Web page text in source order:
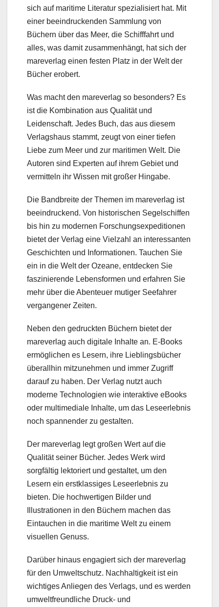
sich auf maritime Literatur spezialisiert hat. Mit
einer beeindruckenden Sammlung von
Büchern über das Meer, die Schifffahrt und
alles, was damit zusammenhängt, hat sich der
mareverlag einen festen Platz in der Welt der
Bücher erobert.
Was macht den mareverlag so besonders? Es
ist die Kombination aus Qualität und
Leidenschaft. Jedes Buch, das aus diesem
Verlagshaus stammt, zeugt von einer tiefen
Liebe zum Meer und zur maritimen Welt. Die
Autoren sind Experten auf ihrem Gebiet und
vermitteln ihr Wissen mit großer Hingabe.
Die Bandbreite der Themen im mareverlag ist
beeindruckend. Von historischen Segelschiffen
bis hin zu modernen Forschungsexpeditionen
bietet der Verlag eine Vielzahl an interessanten
Geschichten und Informationen. Tauchen Sie
ein in die Welt der Ozeane, entdecken Sie
faszinierende Lebensformen und erfahren Sie
mehr über die Abenteuer mutiger Seefahrer
vergangener Zeiten.
Neben den gedruckten Büchern bietet der
mareverlag auch digitale Inhalte an. E-Books
ermöglichen es Lesern, ihre Lieblingsbücher
überallhin mitzunehmen und immer Zugriff
darauf zu haben. Der Verlag nutzt auch
moderne Technologien wie interaktive eBooks
oder multimediale Inhalte, um das Leseerlebnis
noch spannender zu gestalten.
Der mareverlag legt großen Wert auf die
Qualität seiner Bücher. Jedes Werk wird
sorgfältig lektoriert und gestaltet, um den
Lesern ein erstklassiges Leseerlebnis zu
bieten. Die hochwertigen Bilder und
Illustrationen in den Büchern machen das
Eintauchen in die maritime Welt zu einem
visuellen Genuss.
Darüber hinaus engagiert sich der mareverlag
für den Umweltschutz. Nachhaltigkeit ist ein
wichtiges Anliegen des Verlags, und es werden
umweltfreundliche Druck- und